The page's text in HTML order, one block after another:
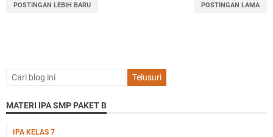
POSTINGAN LEBIH BARU POSTINGAN LAMA
MATERI IPA SMP PAKET B
IPA KELAS 7